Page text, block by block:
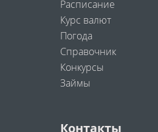
Расписание
Курс валют
Погода
Справочник
Конкурсы
Займы
Контакты